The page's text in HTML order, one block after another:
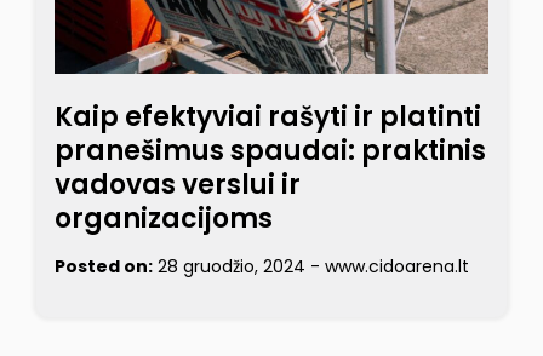
Kaip efektyviai rašyti ir platinti
pranešimus spaudai: praktinis
vadovas verslui ir
organizacijoms
Posted on: 28 gruodžio, 2024 - www.cidoarena.lt